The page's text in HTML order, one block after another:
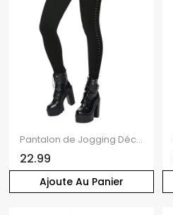
Ajoute Au Panier
Pantalon de Jogging Décontracté Long Bouclé en Couleur Unie avec Rivet à Œillet
22.99